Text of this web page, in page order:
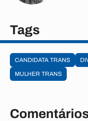
Tags
CANDIDATA TRANS
MULHER TRANS